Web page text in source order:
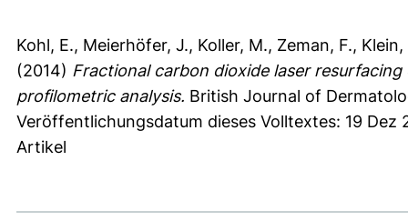
Kohl, E., Meierhöfer, J., Koller, M., Zeman, F., Klein,
(2014) Fractional carbon dioxide laser
profilometric analysis. British Journal of
Veröffentlichungsdatum dieses Volltextes: 19 Dez
Artikel